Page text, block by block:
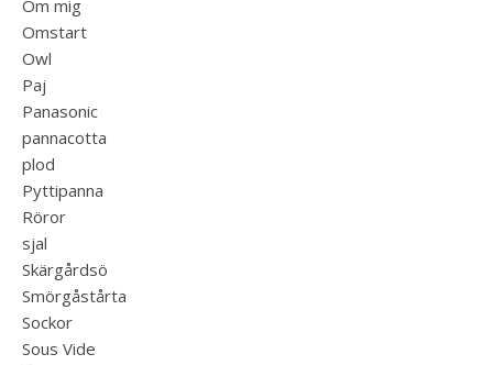
Om mig
Omstart
Owl
Paj
Panasonic
pannacotta
plod
Pyttipanna
Röror
sjal
Skärgårdsö
Smörgåstårta
Sockor
Sous Vide